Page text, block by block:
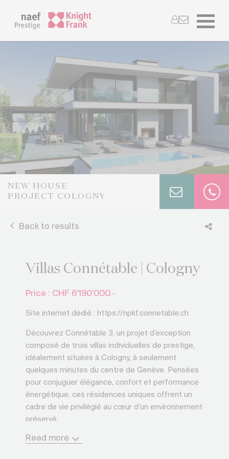
NEW HOUSE
PROJECT COLOGNY
Back to results
Villas Connétable | Cologny
Price : CHF 6'190'000.-
Site internet dédié : https://npkf.connetable.ch
Découvrez Connétable 3, un projet d’exception
composé de trois villas individuelles de prestige,
idéalement situées à Cologny, à seulement
quelques minutes du centre de Genève. Pensées
pour conjuguer élégance, confort et performance
énergétique, ces résidences uniques offrent un
cadre de vie privilégié au cœur d’un environnement
préservé.
Imaginées par DVK Architectes et réalisées en
Read more